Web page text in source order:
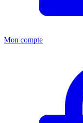
Mon compte